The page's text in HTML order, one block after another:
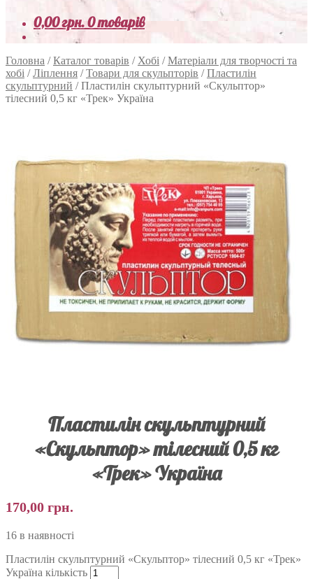
0,00грн.0 товарів
Головна /Каталог товарів / Хобі /Матеріали для творчості та
хобі /Ліплення /Товари для скульпторів /Пластилін
скульптурний /Пластилін скульптурний «Скульптор»
тілесний 0,5 кг «Трек» Україна
Пластилін скульптурний
«Скульптор» тілесний 0,5 кг
«Трек» Україна
170,00 грн.
16 в наявності
Пластилін скульптурний «Скульптор» тілесний 0,5 кг «Трек»
Україна кількість